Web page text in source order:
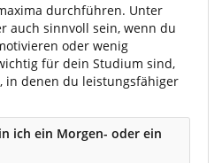
durchführen. Unter
auch sinnvoll sein, wenn du
oder wenig
für dein Studium sind,
in denen du leistungsfähiger
ich ein Morgen- oder ein